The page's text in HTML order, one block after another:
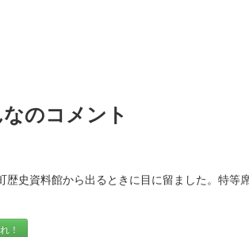
のコメント
歴史資料館から出るときに目に留ました。特等席
！